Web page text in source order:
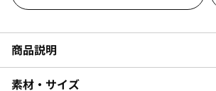
商品説明
素材・サイズ